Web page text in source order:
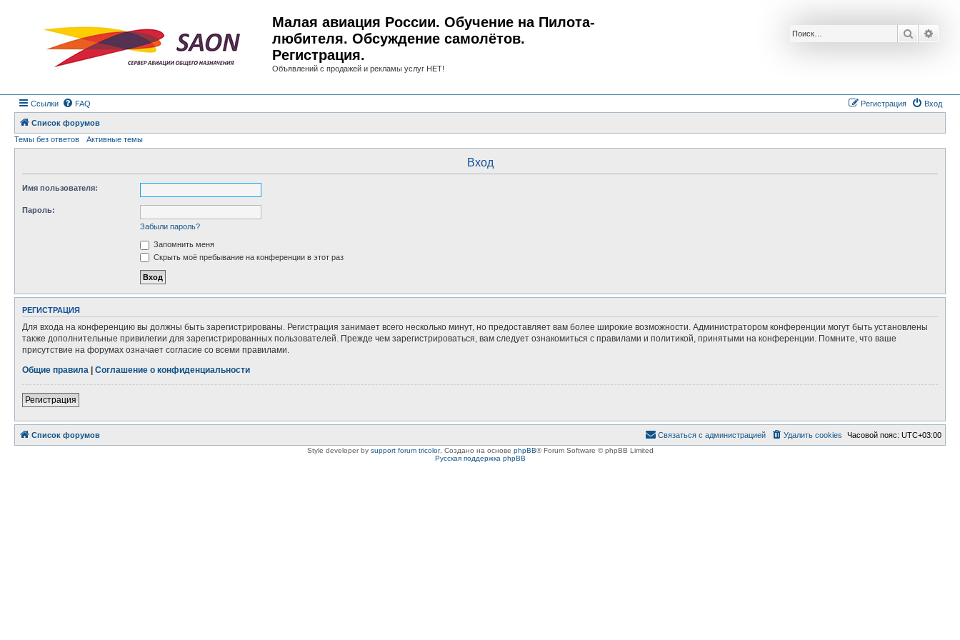
Малая авиация России. Обучение на Пилота-
любителя. Обсуждение самолётов.
Регистрация.
Объявлений с продажей и рекламы услуг НЕТ!
Поиск
Ссылки FAQ Вход
Регистрация
Список форумов
Темы без ответов
Активные темы
Вход
Имя пользователя:
Пароль:
Забыли пароль?
Запомнить меня
Скрыть моё пребывание на конференции в этот раз
РЕГИСТРАЦИЯ
Для входа на конференцию вы должны быть зарегистрированы. Регистрация занимает всего несколько минут, но предоставляет вам более широкие возможности. Администратором конференции могут быть установлены
также дополнительные привилегии для зарегистрированных пользователей. Прежде чем зарегистрироваться, вам следует ознакомиться с правилами и политикой, принятыми на конференции. Помните, что ваше
присутствие на форумах означает согласие со всеми правилами.
Общие правила | Соглашение о конфиденциальности
Регистрация
Список форумов Часовой пояс: UTC+03:00
Удалить cookies
Связаться с администрацией
Style developer by support forum tricolor, Создано на основе phpBB® Forum Software © phpBB Limited
Русская поддержка phpBB